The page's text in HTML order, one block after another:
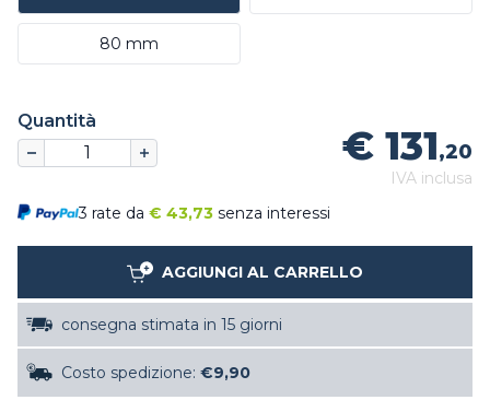
80 mm
Quantità
€ 131,20
IVA inclusa
3 rate da € 43,73 senza interessi
AGGIUNGI AL CARRELLO
consegna stimata in 15 giorni
Costo spedizione: €9,90